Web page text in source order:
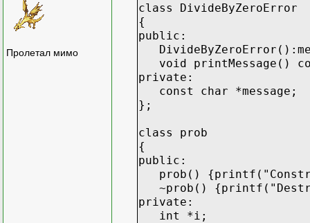
Пролетал мимо
class DivideByZeroError
{
public:
void printMessage()
private:
const char *message;
};
class prob
{
public:
prob()
~prob()
private:
int *i;